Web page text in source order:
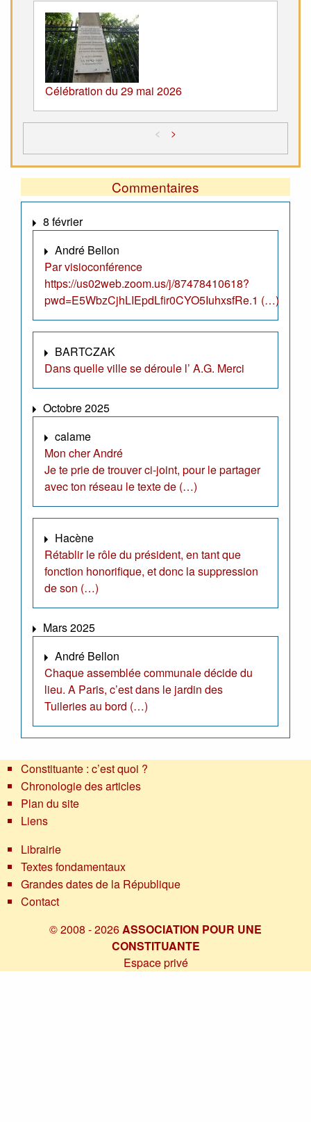
Célébration du 29 mai 2026
< >
Commentaires
8 février
André Bellon
Par visioconférence
https://us02web.zoom.us/j/87478410618?
pwd=E5WbzCjhLIEpdLfir0CYO5IuhxsfRe.1 (…)
BARTCZAK
Dans quelle ville se déroule l’ A.G. Merci
Octobre 2025
calame
Mon cher André
Je te prie de trouver ci-joint, pour le partager
avec ton réseau le texte de (…)
Hacène
Rétablir le rôle du président, en tant que
fonction honorifique, et donc la suppression
de son (…)
Mars 2025
André Bellon
Chaque assemblée communale décide du
lieu. A Paris, c’est dans le jardin des
Tuileries au bord (…)
Constituante : c’est quoi ?
Chronologie des articles
Plan du site
Liens
Librairie
Textes fondamentaux
Grandes dates de la République
Contact
© 2008 - 2026ASSOCIATION POUR UNE
CONSTITUANTE
Espace privé